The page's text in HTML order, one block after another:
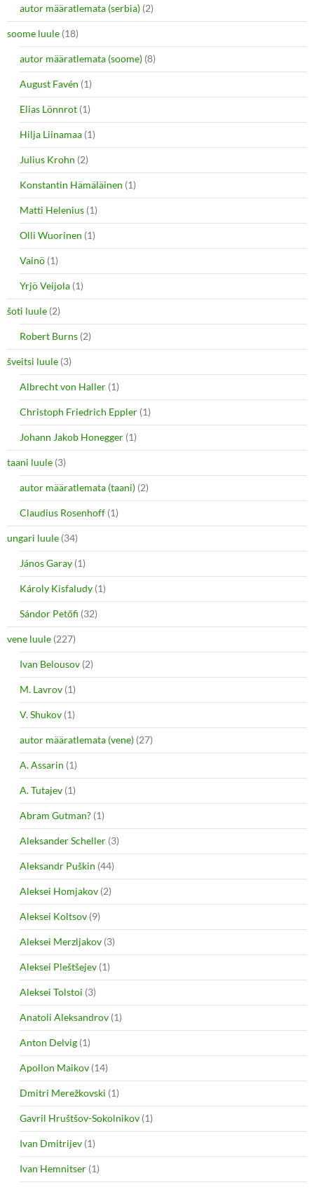
autor määratlemata (serbia) (2)
soome luule (18)
autor määratlemata (soome) (8)
August Favén (1)
Elias Lönnrot (1)
Hilja Liinamaa (1)
Julius Krohn (2)
Konstantin Hämäläinen (1)
Matti Helenius (1)
Olli Wuorinen (1)
Vainö (1)
Yrjö Veijola (1)
šoti luule (2)
Robert Burns (2)
šveitsi luule (3)
Albrecht von Haller (1)
Christoph Friedrich Eppler (1)
Johann Jakob Honegger (1)
taani luule (3)
autor määratlemata (taani) (2)
Claudius Rosenhoff (1)
ungari luule (34)
János Garay (1)
Károly Kisfaludy (1)
Sándor Petőfi (32)
vene luule (227)
Ivan Belousov (2)
M. Lavrov (1)
V. Shukov (1)
autor määratlemata (vene) (27)
A. Assarin (1)
A. Tutajev (1)
Abram Gutman? (1)
Aleksander Scheller (3)
Aleksandr Puškin (44)
Aleksei Homjakov (2)
Aleksei Koltsov (9)
Aleksei Merzljakov (3)
Aleksei Pleštšejev (1)
Aleksei Tolstoi (3)
Anatoli Aleksandrov (1)
Anton Delvig (1)
Apollon Maikov (14)
Dmitri Merežkovski (1)
Gavril Hruštšov-Sokolnikov (1)
Ivan Dmitrijev (1)
Ivan Hemnitser (1)